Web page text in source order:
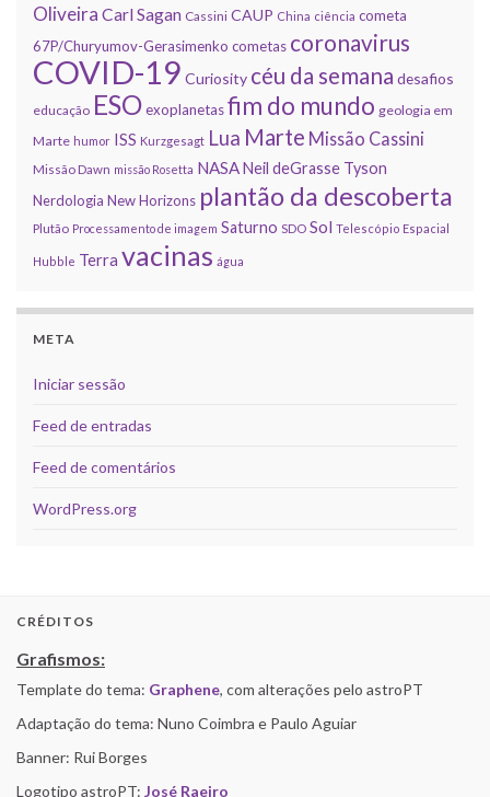
Oliveira Carl Sagan Cassini CAUP China ciência cometa
67P/Churyumov-Gerasimenko cometas coronavirus
COVID-19 Curiosity céu da semana desafios
educação ESOexoplanetasfim do mundo geologia em
Marte humor ISS Kurzgesagt Lua Marte Missão Cassini
Missão Dawn missão Rosetta NASANeil deGrasse Tyson
Nerdologia New Horizons plantão da descoberta
Plutão Processamento de imagem Saturno SDO Sol Telescópio Espacial
Hubble Terra vacinas água
META
Iniciar sessão
Feed de entradas
Feed de comentários
WordPress.org
CRÉDITOS
Grafismos:
Template do tema: Graphene, com alterações pelo astroPT
Adaptação do tema: Nuno Coimbra e Paulo Aguiar
Banner: Rui Borges
Logotipo astroPT: José Raeiro